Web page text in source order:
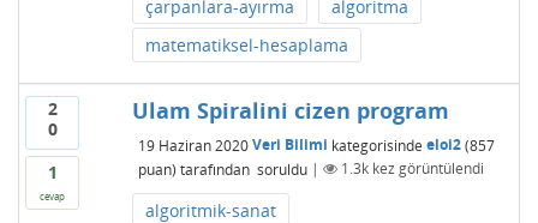
çarpanlara-ayırma
algoritma
matematiksel-hesaplama
2
0
1
cevap
Ulam Spiralini cizen program
19 Haziran 2020 Veri Bilimi kategorisinde eloi2 (857
puan) tarafından soruldu | 1.3kkez görüntülendi
algoritmik-sanat